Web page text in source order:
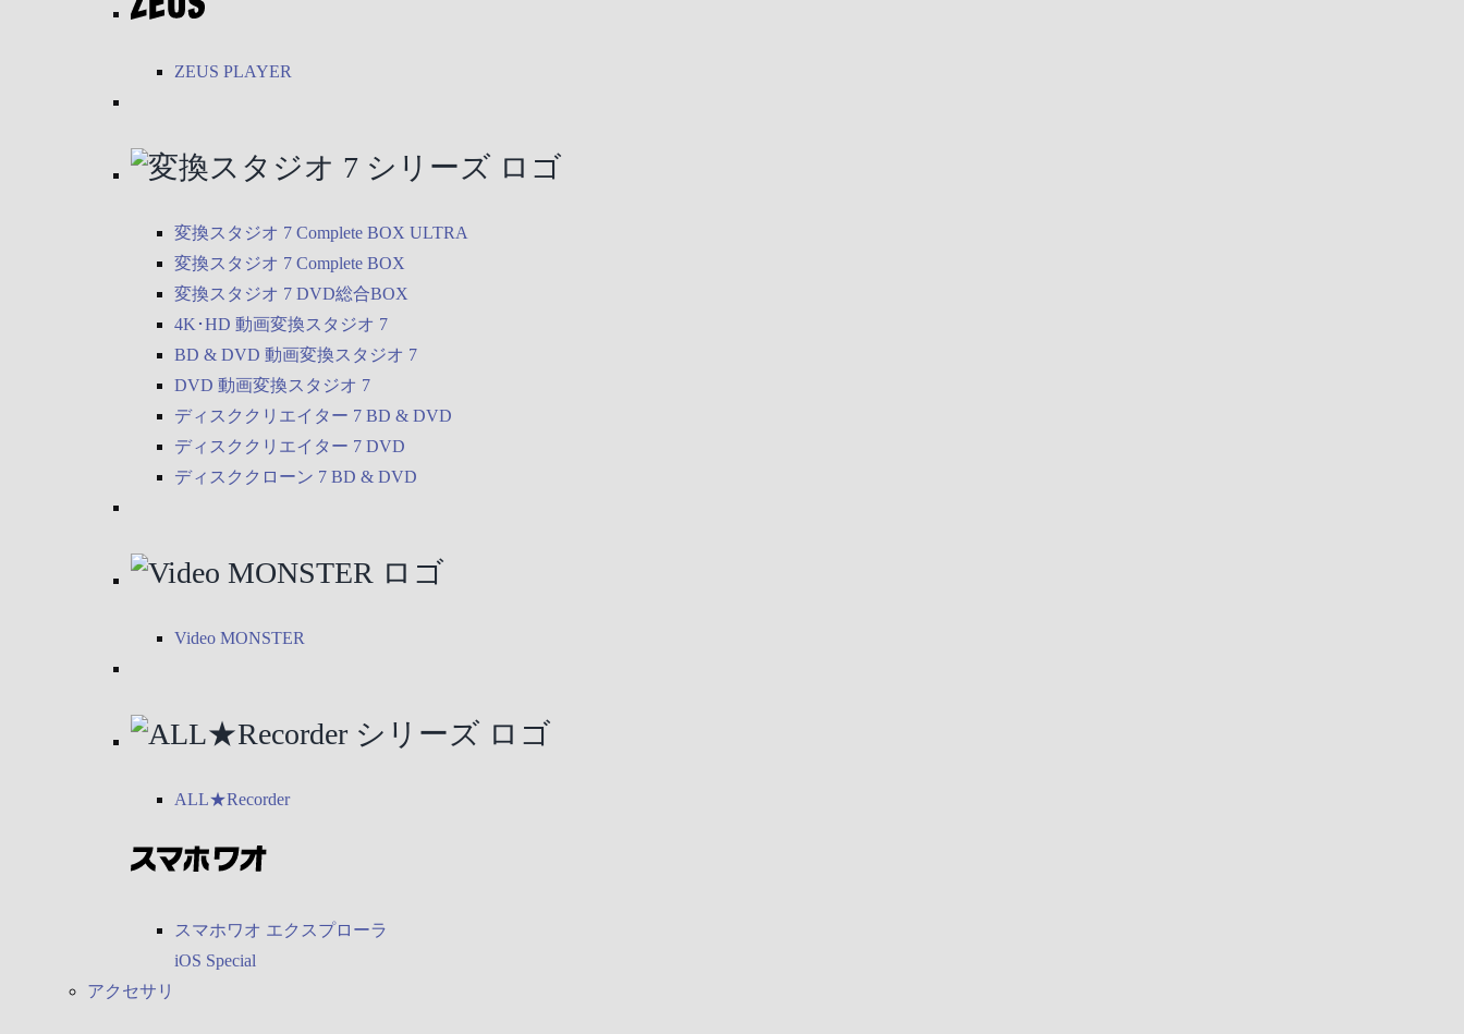
ZEUS PLAYER
変換スタジオ 7 Complete BOX ULTRA
変換スタジオ 7 Complete BOX
変換スタジオ 7 DVD総合BOX
4K･HD 動画変換スタジオ 7
BD & DVD 動画変換スタジオ 7
DVD 動画変換スタジオ 7
ディスククリエイター 7 BD & DVD
ディスククリエイター 7 DVD
ディスククローン 7 BD & DVD
Video MONSTER
ALL★Recorder
スマホワオ エクスプローラ
iOS Special
アクセサリ